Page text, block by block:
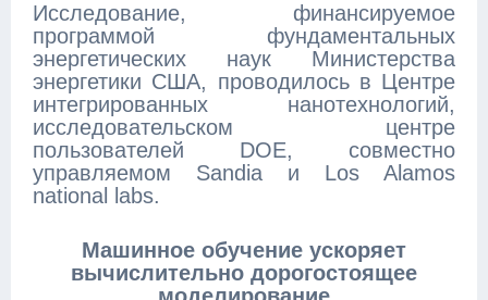
Исследование, финансируемое
программой фундаментальных
энергетических наук Министерства
энергетики США, проводилось в Центре
интегрированных нанотехнологий,
исследовательском центре
пользователей DOE, совместно
управляемом Sandia и Los Alamos
national labs.
Машинное обучение ускоряет
вычислительно дорогостоящее